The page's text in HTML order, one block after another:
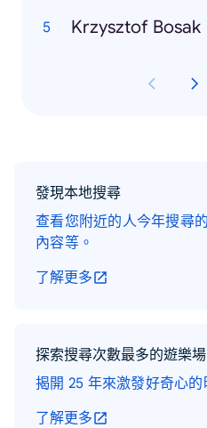
Krzysztof Bosak
發現本地搜尋
查看您附近的人今年搜尋
內容等。
了解更多
探索搜尋次數最多的遊樂場
揭開 25 年來激發好奇心的
了解更多